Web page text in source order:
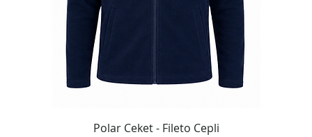
Polar Ceket - Fileto Cepli